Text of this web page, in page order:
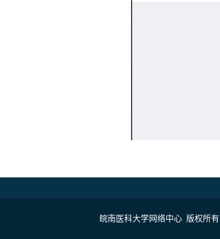
皖南医科大学网络中心 版权所有